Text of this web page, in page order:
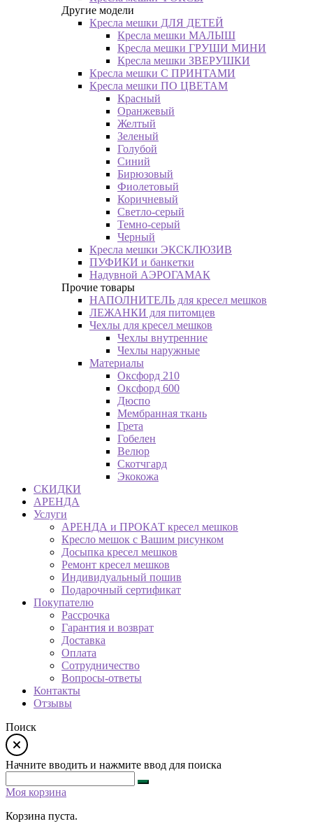
Другие модели
Кресла мешки ДЛЯ ДЕТЕЙ
Кресла мешки МАЛЫШ
Кресла мешки ГРУШИ МИНИ
Кресла мешки ЗВЕРУШКИ
Кресла мешки С ПРИНТАМИ
Кресла мешки ПО ЦВЕТАМ
Красный
Оранжевый
Желтый
Зеленый
Голубой
Синий
Бирюзовый
Фиолетовый
Коричневый
Светло-серый
Темно-серый
Черный
Кресла мешки ЭКСКЛЮЗИВ
ПУФИКИ и банкетки
Надувной АЭРОГАМАК
Прочие товары
НАПОЛНИТЕЛЬ для кресел мешков
ЛЕЖАНКИ для питомцев
Чехлы для кресел мешков
Чехлы внутренние
Чехлы наружные
Материалы
Оксфорд 210
Оксфорд 600
Дюспо
Мембранная ткань
Грета
Гобелен
Велюр
Скотчгард
Экокожа
СКИДКИ
АРЕНДА
Услуги
АРЕНДА и ПРОКАТ кресел мешков
Кресло мешок с Вашим рисунком
Досыпка кресел мешков
Ремонт кресел мешков
Индивидуальный пошив
Подарочный сертификат
Покупателю
Рассрочка
Гарантия и возврат
Доставка
Оплата
Сотрудничество
Вопросы-ответы
Контакты
Отзывы
Поиск
Начните вводить и нажмите ввод для поиска
Моя корзина
Корзина пуста.